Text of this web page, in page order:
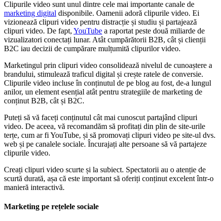
Clipurile video sunt unul dintre cele mai importante canale de
marketing digital disponibile. Oamenii adoră clipurile video. Ei
vizionează clipuri video pentru distracție și studiu și partajează
clipuri video. De fapt, YouTube a raportat peste două miliarde de
vizualizatori conectați lunar. Atât cumpărătorii B2B, cât și clienții
B2C iau decizii de cumpărare mulțumită clipurilor video.
Marketingul prin clipuri video consolidează nivelul de cunoaștere a
brandului, stimulează traficul digital și crește ratele de conversie.
Clipurile video incluse în conținutul de pe blog au fost, de-a lungul
anilor, un element esențial atât pentru strategiile de marketing de
conținut B2B, cât și B2C.
Puteți să vă faceți conținutul cât mai cunoscut partajând clipuri
video. De aceea, vă recomandăm să profitați din plin de site-urile
terțe, cum ar fi YouTube, și să promovați clipuri video pe site-ul dvs.
web și pe canalele sociale. Încurajați alte persoane să vă partajeze
clipurile video.
Creați clipuri video scurte și la subiect. Spectatorii au o atenție de
scurtă durată, așa că este important să oferiți conținut excelent într-o
manieră interactivă.
Marketing pe rețelele sociale